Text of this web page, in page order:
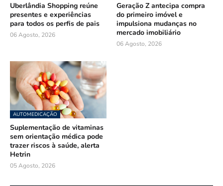
Uberlândia Shopping reúne
presentes e experiências
para todos os perfis de pais
06 Agosto, 2026
Geração Z antecipa compra
do primeiro imóvel e
impulsiona mudanças no
mercado imobiliário
06 Agosto, 2026
AUTOMEDICAÇÃO
Suplementação de vitaminas
sem orientação médica pode
trazer riscos à saúde, alerta
Hetrin
05 Agosto, 2026